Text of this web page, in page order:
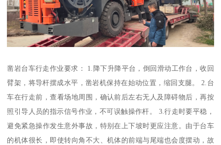
凿岩台车行走作业要求： 1.降下升降平台，倒回滑动工作台，收回
臂架，将导杆摆成水平，凿岩机保持在始动位置，缩回支腿。 2.台
车在行走前，查看场地周围，确认前后左右无人及障碍物后，再按
照引导人员的指示信号作业，不可误触操作杆。 3.行走时要平稳，
避免紧急操作发生意外事故，特别在上下坡时更应注意。由于台车
的机体很长，即使转向角不大、机体的前端与尾端也会度摆动，故